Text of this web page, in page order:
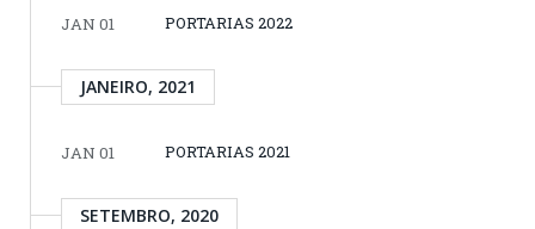
JAN 01 PORTARIAS 2022
JANEIRO, 2021
JAN 01 PORTARIAS 2021
SETEMBRO, 2020